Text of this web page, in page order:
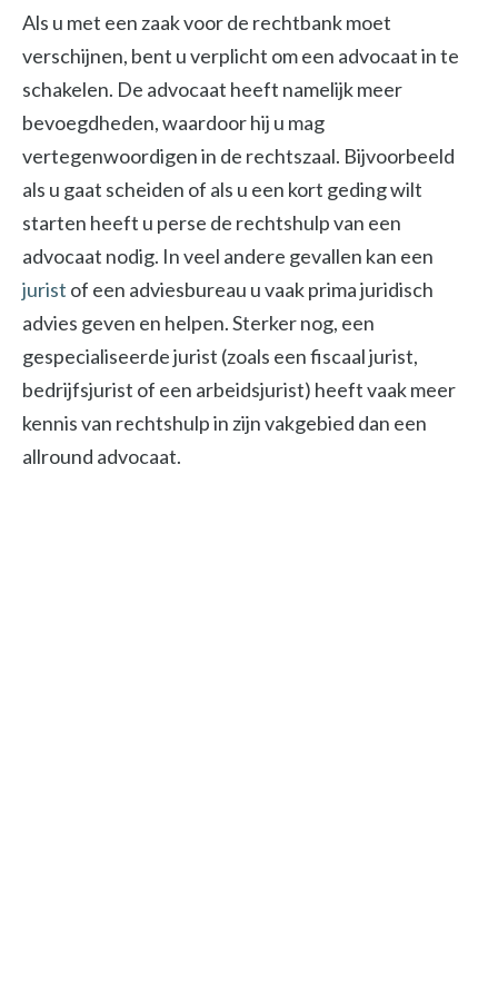
Als u met een zaak voor de rechtbank moet
verschijnen, bent u verplicht om een advocaat in te
schakelen. De advocaat heeft namelijk meer
bevoegdheden, waardoor hij u mag
vertegenwoordigen in de rechtszaal. Bijvoorbeeld
als u gaat scheiden of als u een kort geding wilt
starten heeft u perse de rechtshulp van een
advocaat nodig. In veel andere gevallen kan een
jurist of een adviesbureau u vaak prima juridisch
advies geven en helpen. Sterker nog, een
gespecialiseerde jurist (zoals een fiscaal jurist,
bedrijfsjurist of een arbeidsjurist) heeft vaak meer
kennis van rechtshulp in zijn vakgebied dan een
allround advocaat.